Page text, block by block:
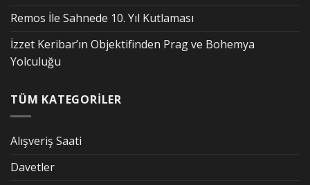
Remos İle Sahnede 10. Yıl Kutlaması
İzzet Keribar’ın Objektifinden Prag ve Bohemya
Yolculuğu
TÜM KATEGORİLER
Alışveriş Saati
Davetler